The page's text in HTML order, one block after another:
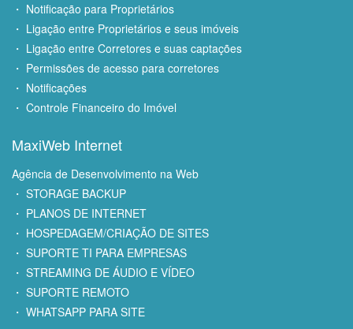
・ Notificação para Proprietários
・ Ligação entre Proprietários e seus imóveis
・ Ligação entre Corretores e suas captações
・ Permissões de acesso para corretores
・ Notificações
・ Controle Financeiro do Imóvel
MaxiWeb Internet
Agência de Desenvolvimento na Web
・ STORAGE BACKUP
・ PLANOS DE INTERNET
・ HOSPEDAGEM/CRIAÇÃO DE SITES
・ SUPORTE TI PARA EMPRESAS
・ STREAMING DE ÁUDIO E VÍDEO
・ SUPORTE REMOTO
・ WHATSAPP PARA SITE